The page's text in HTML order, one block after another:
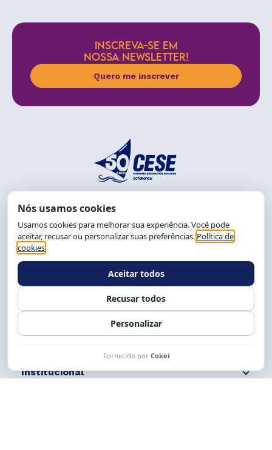
INSCREVA-SE EM
NOSSA NEWSLETTER!
Quero me inscrever
End.: R. da Graça, 150. Graça
CEP: 40.150-055
Salvador-BA, Brasil.
Tel.: (71) 2104-5457, Cel.: (71) 9 9239-2104 ou 2105
Expediente: 8h às 12h e 13 às 17h.
Siga nossas redes Fale conosco
Institucional